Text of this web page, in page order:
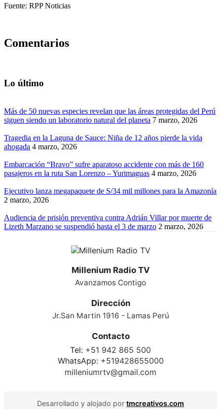
Fuente: RPP Noticias
Comentarios
Lo último
Más de 50 nuevas especies revelan que las áreas protegidas del Perú
siguen siendo un laboratorio natural del planeta 7 marzo, 2026
Tragedia en la Laguna de Sauce: Niña de 12 años pierde la vida
ahogada 4 marzo, 2026
Embarcación “Bravo” sufre aparatoso accidente con más de 160
pasajeros en la ruta San Lorenzo – Yurimaguas 4 marzo, 2026
Ejecutivo lanza megapaquete de S/34 mil millones para la Amazonía
2 marzo, 2026
Audiencia de prisión preventiva contra Adrián Villar por muerte de
Lizeth Marzano se suspendió hasta el 3 de marzo 2 marzo, 2026
Millenium Radio TV
Avanzamos Contigo
Dirección
Jr.San Martin 1916 - Lamas Perú
Contacto
Tel: +51 942 865 500
WhatsApp: +519428655000
milleniumrtv@gmail.com
Desarrollado y alojado por tmcreativos.com